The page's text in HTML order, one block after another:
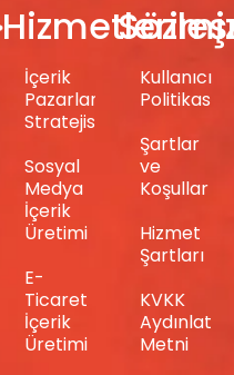
İçerik
Pazarlama
Stratejisi
Sosyal
Medya
İçerik
Üretimi
E-
Ticaret
İçerik
Üretimi
Kullanıcı
Politikası
Şartlar
ve
Koşullar
Hizmet
Şartları
KVKK
Metni